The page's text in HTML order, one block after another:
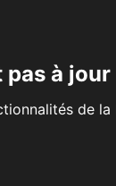
pas à jour
de